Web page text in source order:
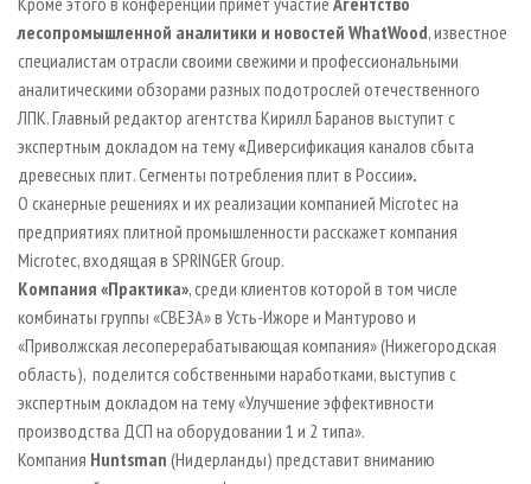
лесопромышленной аналитики и новостей WhatWood, известное
специалистам отрасли своими свежими и профессиональными
аналитическими обзорами разных подотрослей отечественного
ЛПК. Главный редактор агентства Кирилл Баранов выступит с
экспертным докладом на тему«Диверсификация каналов сбыта
древесных плит. Сегменты потребления плит в России».
О сканерные решениях и их реализации компанией Microtec на
предприятиях плитной промышленности расскажет компания
Microtec, входящая в SPRINGER Group.
Компания «Практика», среди клиентов которой в том числе
комбинаты группы «СВЕЗА» в Усть-Ижоре и Мантурово и
«Приволжская лесоперерабатывающая компания» (Нижегородская
область), поделится собственными наработками, выступив с
экспертным докладом на тему «Улучшение эффективности
производства ДСП на оборудовании 1 и 2 типа».
Компания Huntsman (Нидерланды) представит вниманию